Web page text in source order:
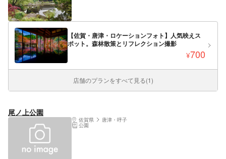
【佐賀・唐津・ロケーションフォト】人気映えス
ポット。森林散策とリフレクション撮影
¥700
店舗のプランをすべて見る(1)
尾ノ上公園
佐賀県 唐津・呼子
公園